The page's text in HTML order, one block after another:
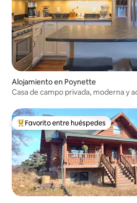
Alojamiento en Poynette
Casa de campo privada, moderna y
Favorito entre huéspedes preferido
Favorito entre huéspedes